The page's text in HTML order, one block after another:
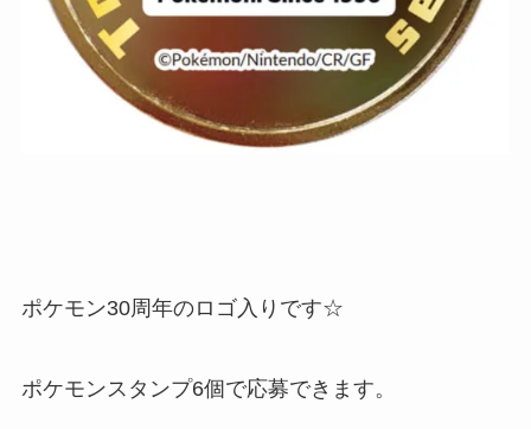
ポケモン30周年のロゴ入りです☆
ポケモンスタンプ6個で応募できます。